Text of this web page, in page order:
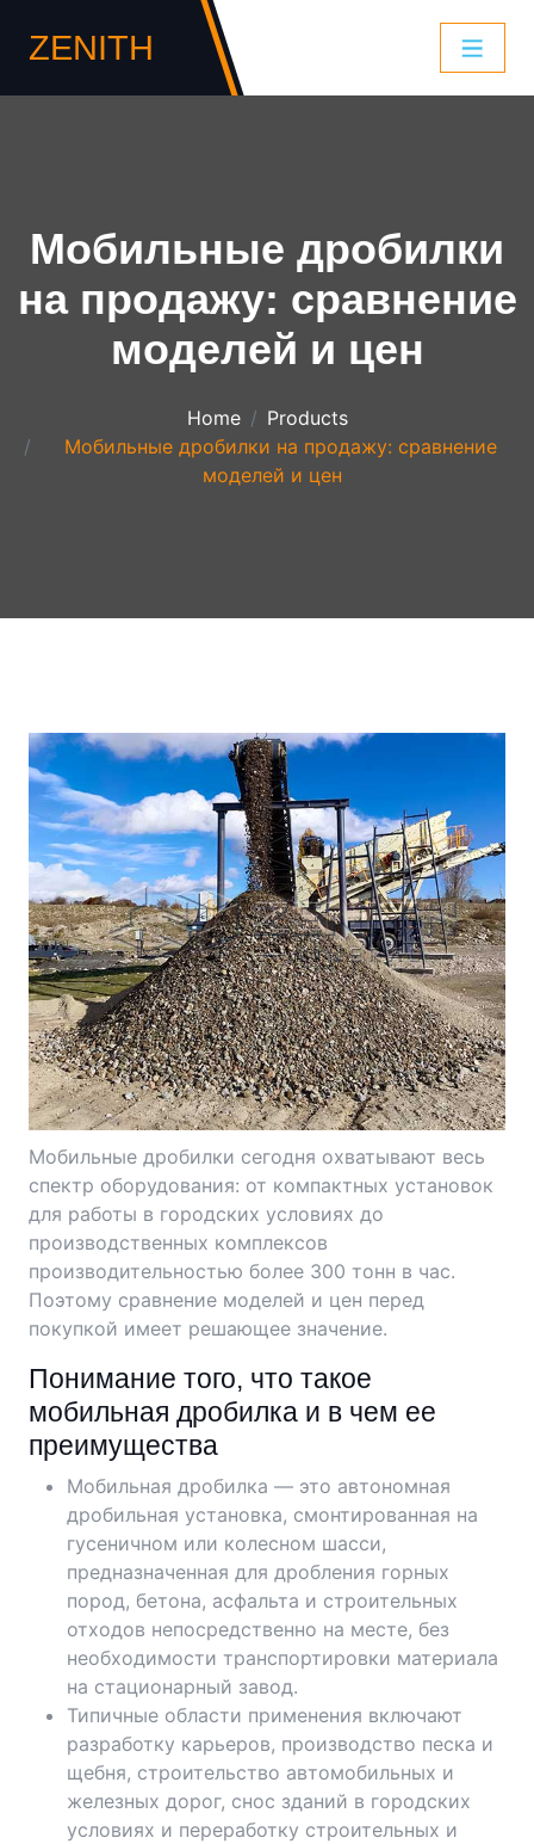
ZENITH
Мобильные дробилки
на продажу: сравнение
моделей и цен
Home
Products
Мобильные дробилки на продажу: сравнение
моделей и цен
Мобильные дробилки сегодня охватывают весь
спектр оборудования: от компактных установок
для работы в городских условиях до
производственных комплексов
производительностью более 300 тонн в час.
Поэтому сравнение моделей и цен перед
покупкой имеет решающее значение.
Понимание того, что такое
мобильная дробилка и в чем ее
преимущества
Мобильная дробилка — это автономная
дробильная установка, смонтированная на
гусеничном или колесном шасси,
предназначенная для дробления горных
пород, бетона, асфальта и строительных
отходов непосредственно на месте, без
необходимости транспортировки материала
на стационарный завод.
Типичные области применения включают
разработку карьеров, производство песка и
щебня, строительство автомобильных и
железных дорог, снос зданий в городских
условиях и переработку строительных и